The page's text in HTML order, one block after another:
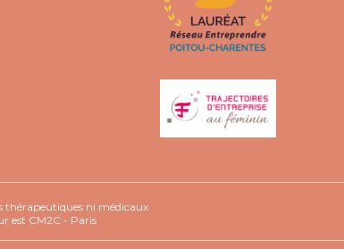
thérapeutiques ni médicaux
est CM2C - Paris